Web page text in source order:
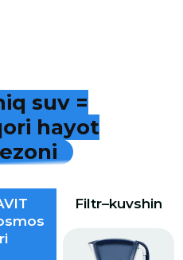
iq suv =
ori hayot
ezoni
Filtr–kuvshin